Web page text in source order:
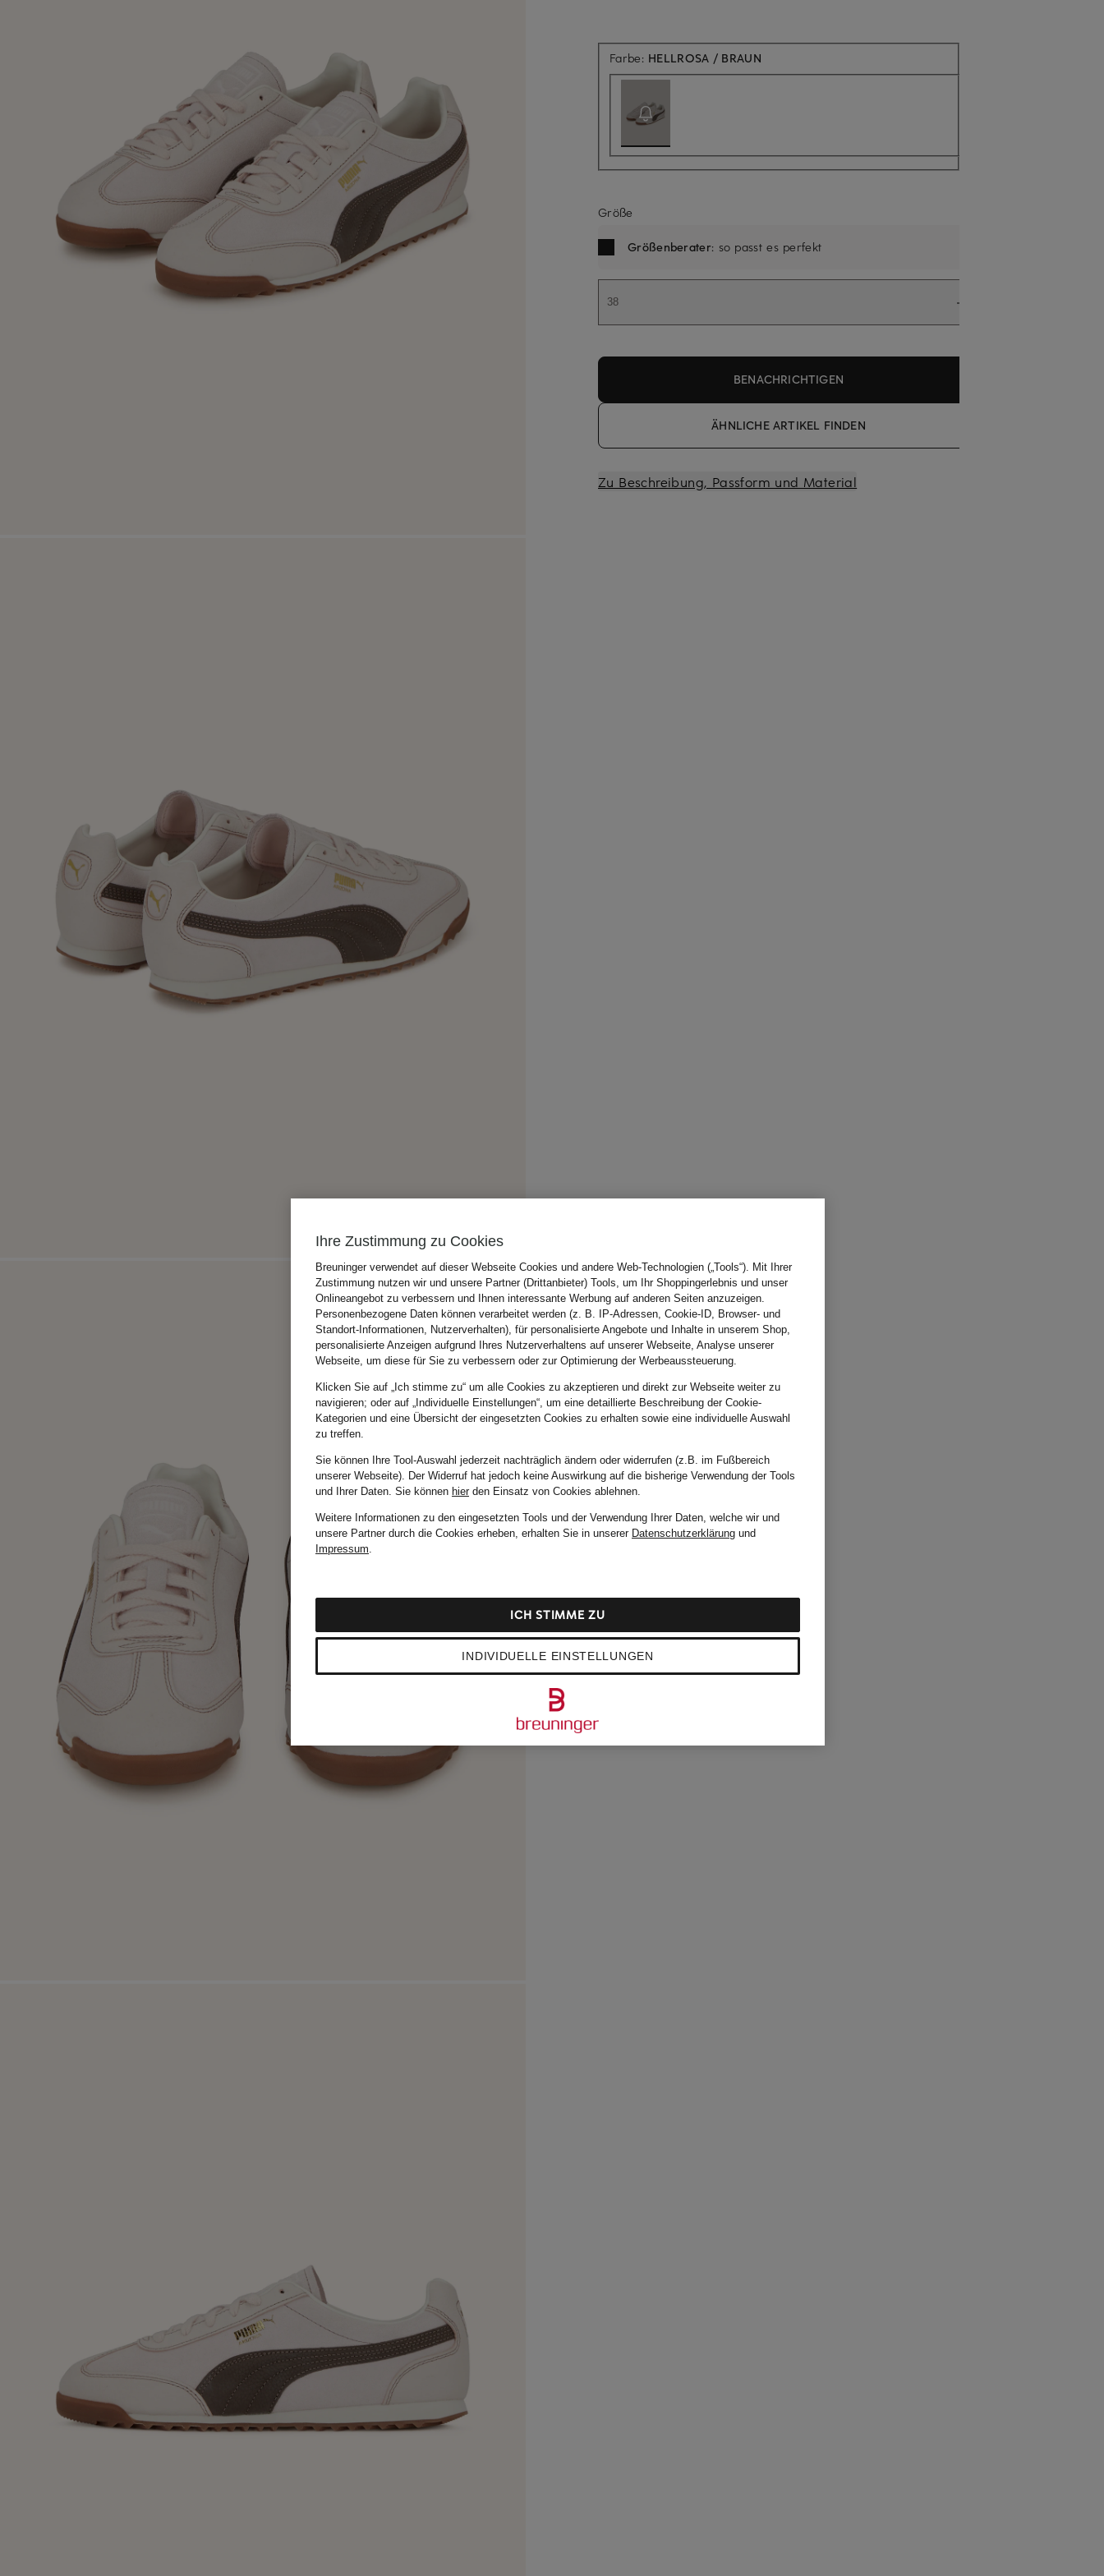
Farbe: HELLROSA / BRAUNAktuell nicht verfügbar
Größe
Größenberater: so passt es perfekt
38
BENACHRICHTIGEN
ÄHNLICHE ARTIKEL FINDEN
Zu Beschreibung, Passform und Material
Ihre Zustimmung zu Cookies
Breuninger verwendet auf dieser Webseite Cookies und andere Web-Technologien („Tools“). Mit Ihrer
Zustimmung nutzen wir und unsere Partner (Drittanbieter) Tools, um Ihr Shoppingerlebnis und unser
Onlineangebot zu verbessern und Ihnen interessante Werbung auf anderen Seiten anzuzeigen.
Personenbezogene Daten können verarbeitet werden (z. B. IP-Adressen, Cookie-ID, Browser- und
Standort-Informationen, Nutzerverhalten), für personalisierte Angebote und Inhalte in unserem Shop,
personalisierte Anzeigen aufgrund Ihres Nutzerverhaltens auf unserer Webseite, Analyse unserer
Webseite, um diese für Sie zu verbessern oder zur Optimierung der Werbeaussteuerung.
Klicken Sie auf „Ich stimme zu“ um alle Cookies zu akzeptieren und direkt zur Webseite weiter zu
navigieren; oder auf „Individuelle Einstellungen“, um eine detaillierte Beschreibung der Cookie-
Kategorien und eine Übersicht der eingesetzten Cookies zu erhalten sowie eine individuelle Auswahl
zu treffen.
Sie können Ihre Tool-Auswahl jederzeit nachträglich ändern oder widerrufen (z.B. im Fußbereich
unserer Webseite). Der Widerruf hat jedoch keine Auswirkung auf die bisherige Verwendung der Tools
und Ihrer Daten. Sie können hierden Einsatz von Cookies ablehnen.
Weitere Informationen zu den eingesetzten Tools und der Verwendung Ihrer Daten, welche wir und
unsere Partner durch die Cookies erheben, erhalten Sie in unserer Datenschutzerklärung und
Impressum.
INDIVIDUELLE EINSTELLUNGEN
ICH STIMME ZU